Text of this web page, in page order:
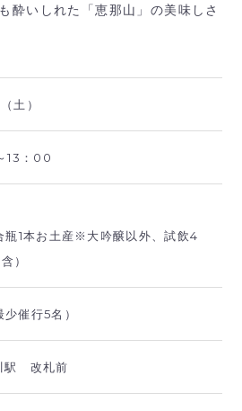
酔いしれた「恵那山」の美味しさ
土）
13：00
1本お土産※大吟醸以外、試飲4
）
催行5名）
駅 改札前